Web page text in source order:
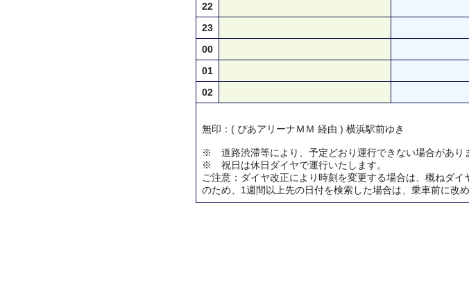
22
23
00
01
02
無印：( ぴあアリーナＭＭ 経由 ) 横浜駅前ゆき
※ 道路渋滞等により、予定どおり運行できない場合があり
※ 祝日は休日ダイヤで運行いたします。
ご注意：ダイヤ改正により時刻を変更する場合は、概ねダ
のため、1週間以上先の日付を検索した場合は、乗車前に改